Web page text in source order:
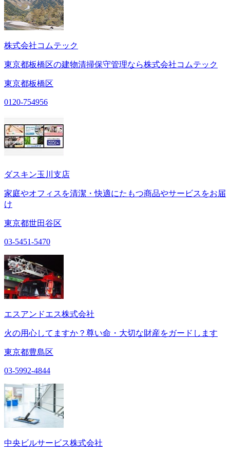
株式会社コムテック
東京都板橋区の建物清掃保守管理なら株式会社コムテック
東京都板橋区
0120-754956
ダスキン玉川支店
家庭やオフィスを清潔・快適にたもつ商品やサービスをお届
け
東京都世田谷区
03-5451-5470
エスアンドエス株式会社
火の用心してますか？尊い命・大切な財産をガードします
東京都豊島区
03-5992-4844
中央ビルサービス株式会社